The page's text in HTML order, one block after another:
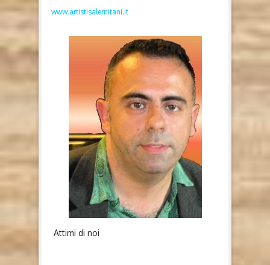
www.artistisalernitani.it
Attimi di noi